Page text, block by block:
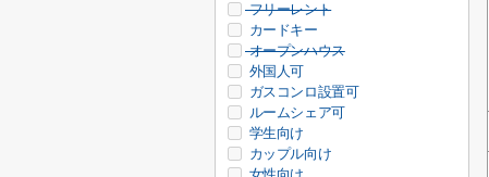
フリーレント
カードキー
オープンハウス
外国人可
ガスコンロ設置可
ルームシェア可
学生向け
カップル向け